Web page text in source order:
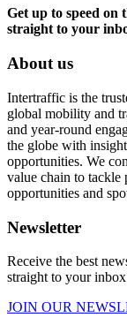
Get up to speed
straight to your
About us
Intertraffic is the
global mobility and
and year-round
the globe with
opportunities. We
value chain to tackle
opportunities and
Newsletter
Receive the best
straight to your
JOIN OUR